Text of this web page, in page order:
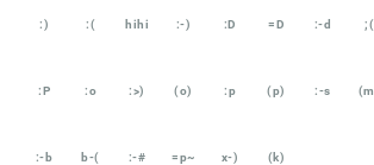
:) :( hihi :-) :D =D :-d ;(
:P :o :>) (o) :p (p) :-s
:-b b-( :-# =p~ x-) (k)